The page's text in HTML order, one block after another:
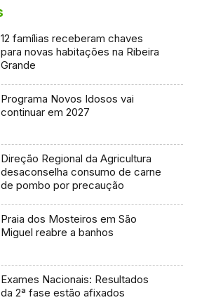
12 famílias receberam chaves
para novas habitações na Ribeira
Grande
Programa Novos Idosos vai
continuar em 2027
Direção Regional da Agricultura
desaconselha consumo de carne
de pombo por precaução
Praia dos Mosteiros em São
Miguel reabre a banhos
Exames Nacionais: Resultados
da 2ª fase estão afixados